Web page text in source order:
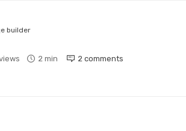
builder
2 min 2 comments